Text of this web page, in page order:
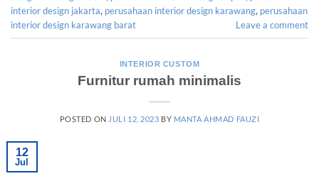
interior design jakarta, perusahaan interior design karawang, perusahaan
interior design karawang barat
Leave a comment
INTERIOR CUSTOM
Furnitur rumah minimalis
POSTED ON JULI 12, 2023 BY MANTA AHMAD FAUZI
12
Jul